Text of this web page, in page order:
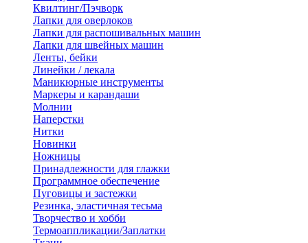
Квилтинг/Пэчворк
Лапки для оверлоков
Лапки для распошивальных машин
Лапки для швейных машин
Ленты, бейки
Линейки / лекала
Маникюрные инструменты
Маркеры и карандаши
Молнии
Наперстки
Нитки
Новинки
Ножницы
Принадлежности для глажки
Программное обеспечение
Пуговицы и застежки
Резинка, эластичная тесьма
Творчество и хобби
Термоаппликации/Заплатки